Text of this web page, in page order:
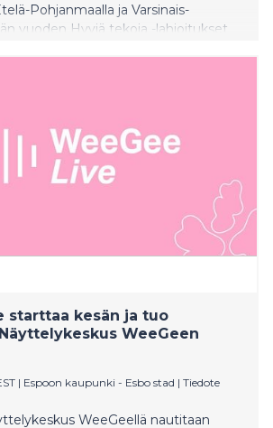
Pohjanmaalla ja Varsinais-
vuoden Hyviä tekoja -lahjoitukset
harrastamista sekä paikallista
toimintaympäristö ja julkisiin
leikkaukset tekevät lahjoituksista
merkityksellisempiä.
starttaa kesän ja tuo
WeeGeen
| Espoon kaupunki - Esbo stad | Tiedote
WeeGeellä nautitaan